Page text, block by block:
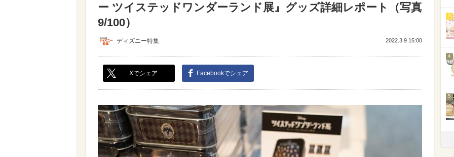
ー ツイステッドワンダーランド展』グッズ詳細レポート（写真
9/100）
ディズニー特集 2022.3.9 15:00
Xでシェア Facebookでシェア
3
4
5